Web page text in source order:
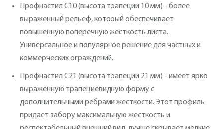
Профнастил С10 (высота трапеции 10 мм) - более
выраженный рельеф, который обеспечивает
повышенную поперечную жесткость листа.
Универсальное и популярное решение для частных и
коммерческих ограждений.
Профнастил С21 (высота трапеции 21 мм) - имеет ярко
выраженную трапециевидную форму с
дополнительными ребрами жесткости. Этот профиль
придает забору максимальную жесткость и